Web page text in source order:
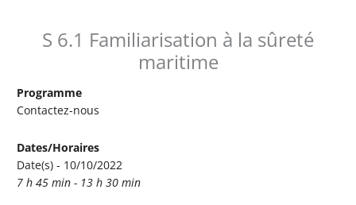
S 6.1 Familiarisation à la sûreté
maritime
Programme
Contactez-nous
Dates/Horaires
Date(s) - 10/10/2022
7 h 45 min - 13 h 30 min